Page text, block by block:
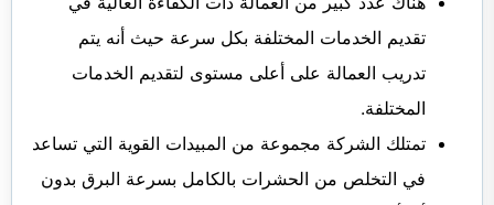
تقديم الخدمات المختلفة بكل سرعة حيث أنه يتم
تدريب العمالة على أعلى مستوى لتقديم الخدمات
المختلفة.
تمتلك الشركة مجموعة من المبيدات القوية التي تساعد
في التخلص من الحشرات بالكامل بسرعة البرق بدون